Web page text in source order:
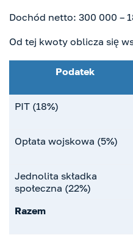
Dochód netto: 300 000 –
Od tej kwoty oblicza się
Podatek
PIT (18%)
Opłata wojskowa (5%)
Jednolita składka
społeczna (22%)
Razem